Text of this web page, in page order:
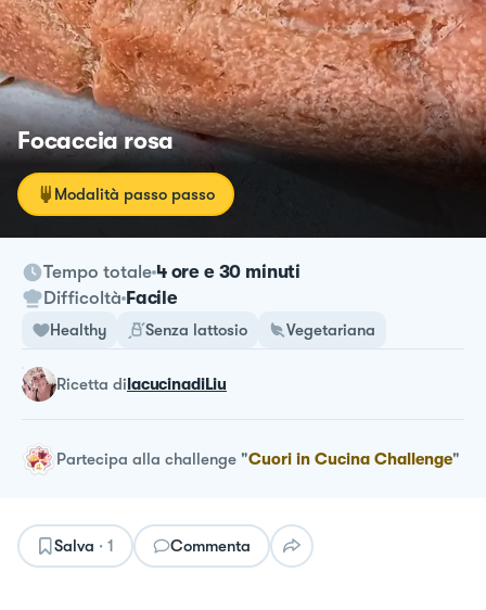
Focaccia rosa
Modalità passo passo
Tempo totale 4 ore e 30 minuti
Difficoltà Facile
Healthy Senza lattosio Vegetariana
ricetta dilacucinadiLiu
Partecipa alla challenge "Cuori in Cucina Challenge"
Salva · 1 Commenta